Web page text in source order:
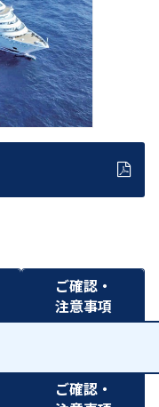
ご確認・
注意事項
ご確認・